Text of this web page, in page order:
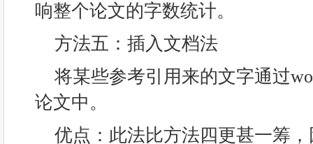
响整个论文的字数统计。
方法五：插入文档法
将某些参考引用来的文字通过
论文中。
优点：此法比方法四更甚一筹